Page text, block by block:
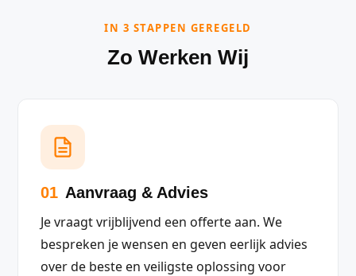
IN 3 STAPPEN GEREGELD
Zo Werken Wij
01 Aanvraag & Advies
Je vraagt vrijblijvend een offerte aan. We
bespreken je wensen en geven eerlijk advies
over de beste en veiligste oplossing voor